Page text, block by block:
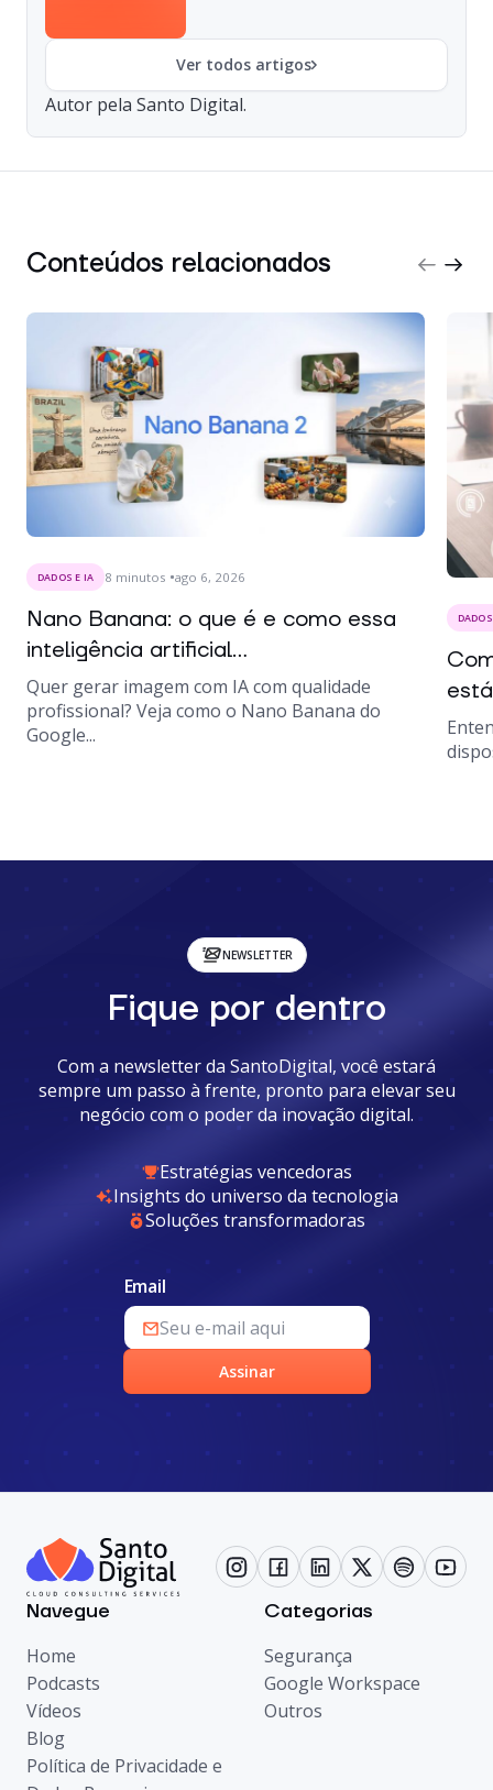
Ver todos artigos
Autor pela Santo Digital.
Conteúdos relacionados
DADOS E IA 8 minutos ago 6, 2026
Nano Banana: o que é e como essa
inteligência artificial...
Quer gerar imagem com IA com qualidade
profissional? Veja como o Nano Banana do
Google...
NEWSLETTER
Fique por dentro
Com a newsletter da SantoDigital, você estará
sempre um passo à frente, pronto para elevar seu
negócio com o poder da inovação digital.
Estratégias vencedoras
Insights do universo da tecnologia
Soluções transformadoras
Email
Assinar
Navegue
Home
Podcasts
Vídeos
Blog
Política de Privacidade e
Categorias
Segurança
Google Workspace
Outros